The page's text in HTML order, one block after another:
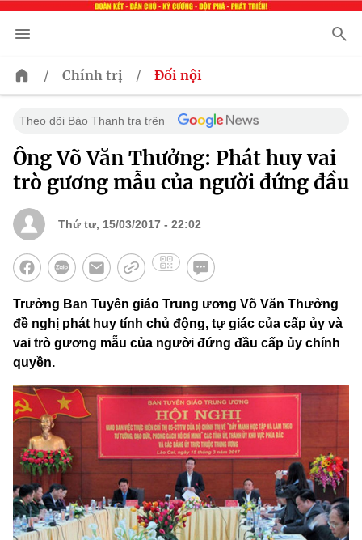
/ Chính trị / Đối nội
Theo dõi Báo Thanh tra trên
Ông Võ Văn Thưởng: Phát huy vai
trò gương mẫu của người đứng đầu
Thứ tư, 15/03/2017 - 22:02
Trưởng Ban Tuyên giáo Trung ương Võ Văn Thưởng
đề nghị phát huy tính chủ động, tự giác của cấp ủy và
vai trò gương mẫu của người đứng đầu cấp ủy chính
quyền.